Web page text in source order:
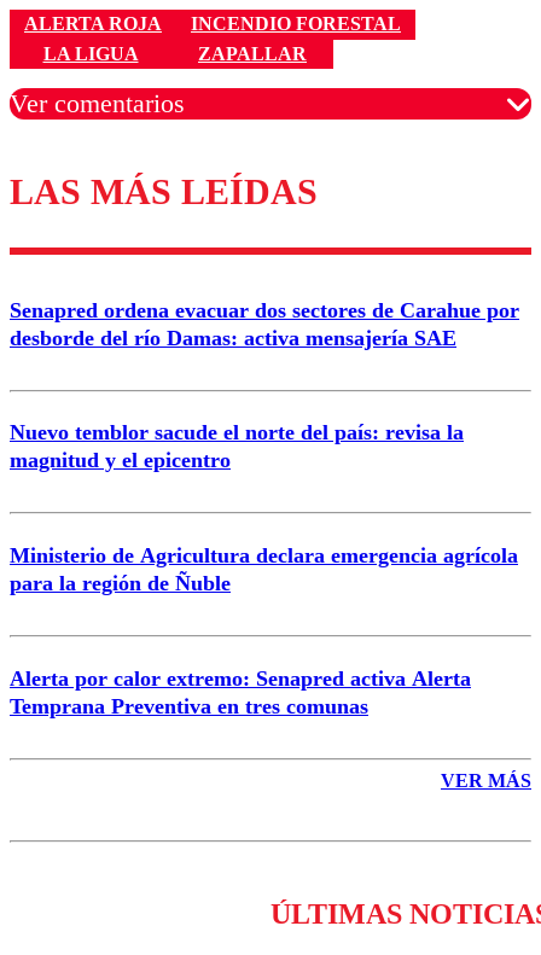
ALERTA ROJA
INCENDIO FORESTAL
LA LIGUA
ZAPALLAR
Ver comentarios
Los comentarios son moderados para garantizar un
diálogo respetuoso.
Correo
LAS MÁS LEÍDAS
Senapred ordena evacuar dos sectores de Carahue por
desborde del río Damas: activa mensajería SAE
Nuevo temblor sacude el norte del país: revisa la
magnitud y el epicentro
Ministerio de Agricultura declara emergencia agrícola
para la región de Ñuble
Alerta por calor extremo: Senapred activa Alerta
Temprana Preventiva en tres comunas
VER MÁS
ÚLTIMAS